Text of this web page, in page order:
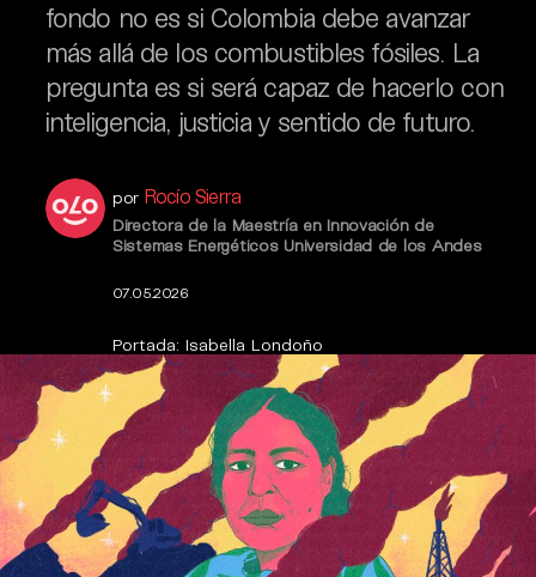
fondo no es si Colombia debe avanzar
más allá de los combustibles fósiles. La
pregunta es si será capaz de hacerlo con
inteligencia, justicia y sentido de futuro.
por Rocío Sierra
Directora de la Maestría en Innovación de
Sistemas Energéticos Universidad de los Andes
07.05.2026
Portada: Isabella Londoño